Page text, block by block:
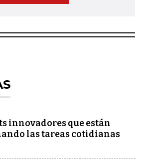
innovadores que están
las tareas cotidianas